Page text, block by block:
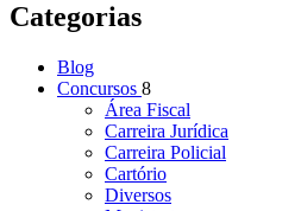
Categorias
Blog
Concursos 8
Área Fiscal
Carreira Jurídica
Carreira Policial
Cartório
Diversos